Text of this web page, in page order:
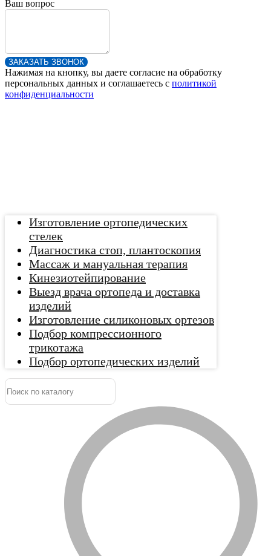
Ваш вопрос
ЗАКАЗАТЬ ЗВОНОК
Нажимая на кнопку, вы даете согласие на обработку
персональных данных и соглашаетесь c политикой
конфиденциальности
Изготовление ортопедических
стелек
Диагностика стоп, плантоскопия
Массаж и мануальная терапия
Кинезиотейпирование
Выезд врача ортопеда и доставка
изделий
Изготовление силиконовых ортезов
Подбор компрессионного
трикотажа
Подбор ортопедических изделий